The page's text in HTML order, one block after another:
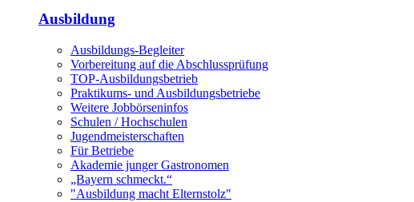
Ausbildung
Ausbildungs-Begleiter
Vorbereitung auf die Abschlussprüfung
TOP-Ausbildungsbetrieb
Praktikums- und Ausbildungsbetriebe
Weitere Jobbörseninfos
Schulen / Hochschulen
Jugendmeisterschaften
Für Betriebe
Akademie junger Gastronomen
„Bayern schmeckt.“
"Ausbildung macht Elternstolz"